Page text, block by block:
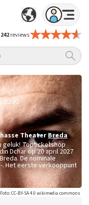
reviews
20:30
TheaterBreda
geluk! Topticketshop
Dchar op 20 april 2027
De nominale
. Het eerste verkooppunt
Foto: CC-BY-SA 4.0 wikimedia commons